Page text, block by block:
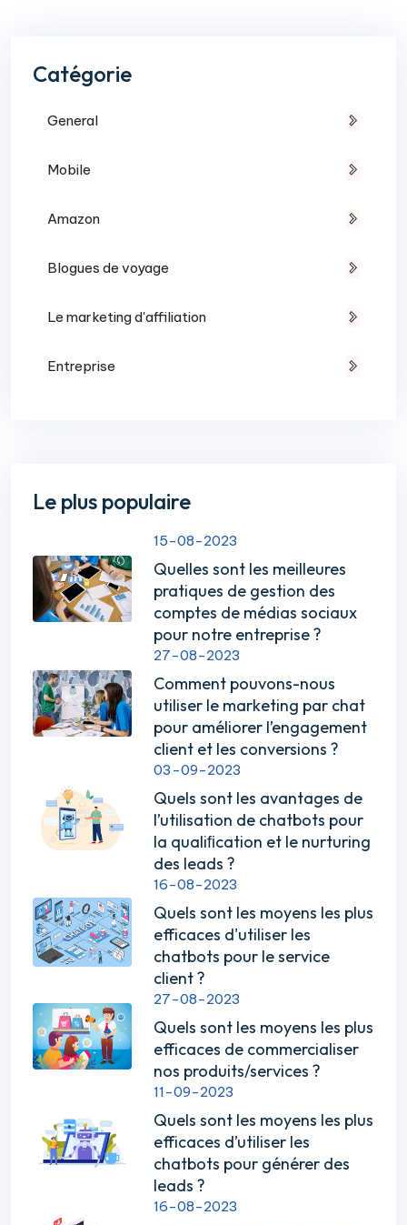
Catégorie
General
Mobile
Amazon
Blogues de voyage
Le marketing d'affiliation
Entreprise
Le plus populaire
15-08-2023
Quelles sont les meilleures
pratiques de gestion des
comptes de médias sociaux
pour notre entreprise ?
27-08-2023
Comment pouvons-nous
utiliser le marketing par chat
pour améliorer l’engagement
client et les conversions ?
03-09-2023
Quels sont les avantages de
l’utilisation de chatbots pour
la qualiﬁcation et le nurturing
des leads ?
16-08-2023
Quels sont les moyens les plus
efficaces d'utiliser les
chatbots pour le service
client ?
27-08-2023
Quels sont les moyens les plus
efficaces de commercialiser
nos produits/services ?
11-09-2023
Quels sont les moyens les plus
efficaces d’utiliser les
chatbots pour générer des
leads ?
16-08-2023